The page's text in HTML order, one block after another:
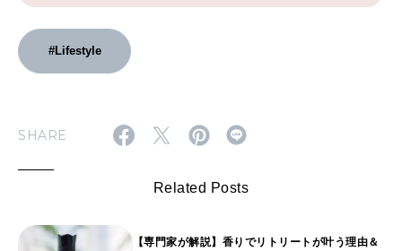
#Lifestyle
SHARE
Related Posts
【専門家が解説】香りでリトリートが叶う理由＆